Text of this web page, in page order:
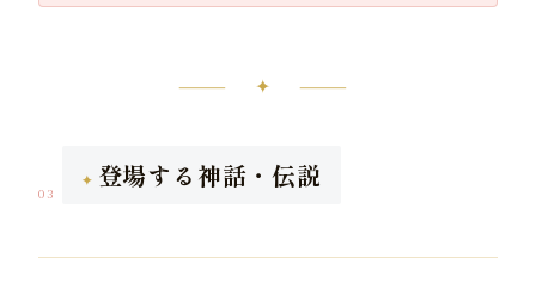
⸻ ✦ ⸻
03
登場する神話・伝説